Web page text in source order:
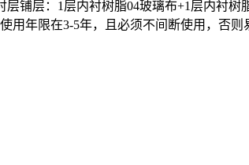
铺层：1层内衬树脂04玻璃布+1层内衬
年限在3-5年，且必须不间断使用，否则